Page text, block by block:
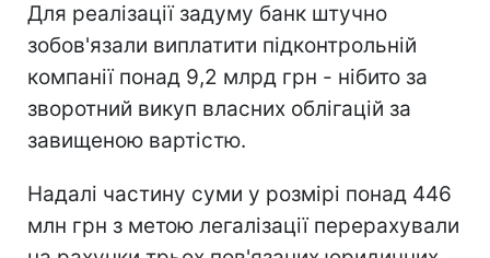
Для реалізації задуму банк штучно
зобов'язали виплатити підконтрольній
компанії понад 9,2 млрд грн - нібито за
зворотний викуп власних облігацій за
завищеною вартістю.
Надалі частину суми у розмірі понад 446
млн грн з метою легалізації перерахували